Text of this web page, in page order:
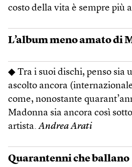
costo della vita è sempre più
L’album meno amato di
◆ Tra i suoi dischi, penso sia
ascolto ancora
come, nonostante
Madonna sia ancora così
artista.Andrea Arati
Quarantenni che ballano